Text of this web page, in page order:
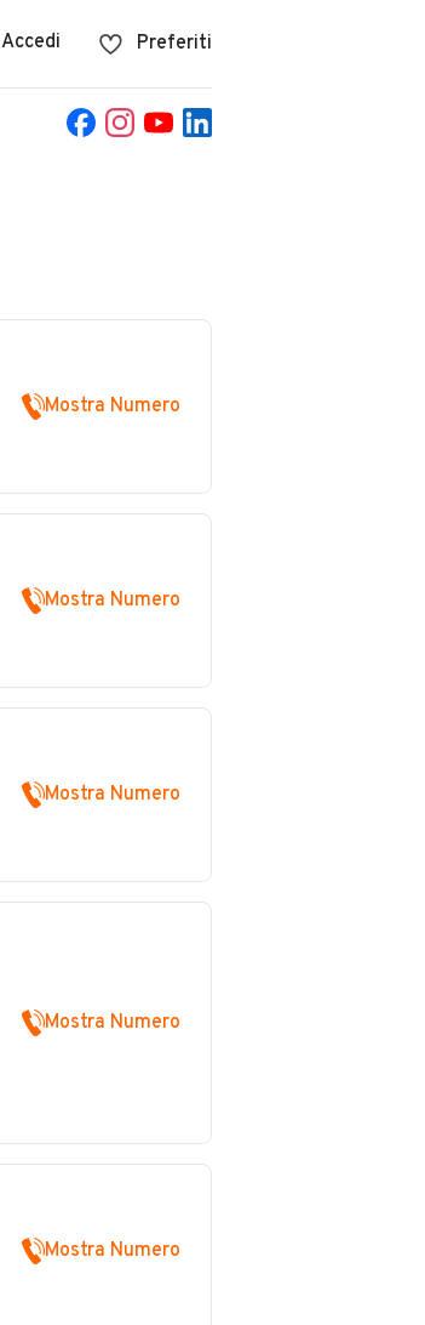
Accedi Preferiti
Mostra Numero
Mostra Numero
Mostra Numero
Mostra Numero
Mostra Numero